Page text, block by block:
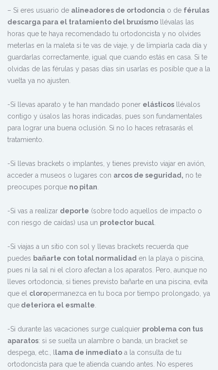
– Si eres usuario de alineadores de ortodoncia o de férulas
descarga para el tratamiento del bruxismo llévalas las
horas que te haya recomendado tu ortodoncista y no olvides
meterlas en la maleta si te vas de viaje, y de limpiarla cada día y
guardarlas correctamente, igual que cuando estás en casa. Si te
olvidas de las férulas y pasas días sin usarlas es posible que a la
vuelta ya no ajusten.
-Si llevas aparato y te han mandado poner elásticos llévalos
contigo y úsalos las horas indicadas, pues son fundamentales
para lograr una buena oclusión. Si no lo haces retrasarás el
tratamiento.
-Si llevas brackets o implantes, y tienes previsto viajar en avión,
acceder a museos o lugares con arcos de seguridad, no te
preocupes porque no pitan.
-Si vas a realizar deporte (sobre todo aquellos de impacto o
con riesgo de caídas) usa un protector bucal.
-Si viajas a un sitio con sol y llevas brackets recuerda que
puedes bañarte con total normalidad en la playa o piscina,
pues ni la sal ni el cloro afectan a los aparatos. Pero, aunque no
lleves ortodoncia, si tienes previsto bañarte en una piscina, evita
que el cloropermanezca en tu boca por tiempo prolongado, ya
que deteriora el esmalte.
-Si durante las vacaciones surge cualquier problema con tus
aparatos: si se suelta un alambre o banda, un bracket se
despega, etc., llama de inmediato a la consulta de tu
ortodoncista para que te atienda cuando antes. No esperes